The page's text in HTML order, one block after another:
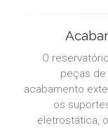
O
peças
acabamento
os
eletrostática,